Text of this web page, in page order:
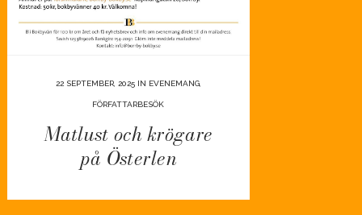
22 SEPTEMBER, 2025IN EVENEMANG,
FÖRFATTARBESÖK
Matlust och krögare
på Österlen